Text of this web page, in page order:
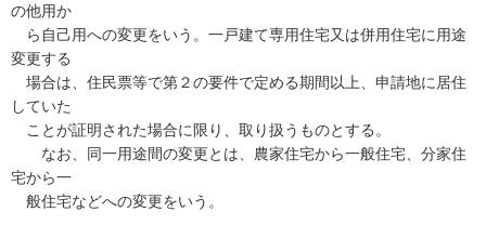
の他用か
ら自己用への変更をいう。一戸建て専用住宅又は併用住宅に用途
変更する
場合は、住民票等で第２の要件で定める期間以上、申請地に居住
していた
ことが証明された場合に限り、取り扱うものとする。
なお、同一用途間の変更とは、農家住宅から一般住宅、分家住
宅から一
般住宅などへの変更をいう。